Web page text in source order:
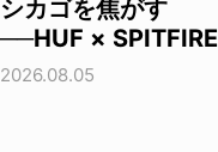
シカゴを焦がす
──HUF × SPITFIRE
2026.08.05